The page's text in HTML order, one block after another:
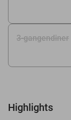
3-gangendiner
Highlights